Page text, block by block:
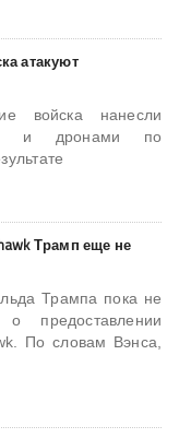
атакуют
войска нанесли
и дронами по
Трамп еще не
Трампа пока не
предоставлении
По словам Вэнса,